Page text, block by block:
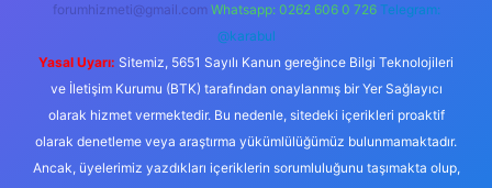
forumhizmeti@gmail.com Whatsapp: 0262 606 0 726 Telegram:
@karabul
Yasal Uyarı: Sitemiz, 5651 Sayılı Kanun gereğince Bilgi Teknolojileri
ve İletişim Kurumu (BTK) tarafından onaylanmış bir Yer Sağlayıcı
olarak hizmet vermektedir. Bu nedenle, sitedeki içerikleri proaktif
olarak denetleme veya araştırma yükümlülüğümüz bulunmamaktadır.
Ancak, üyelerimiz yazdıkları içeriklerin sorumluluğunu taşımakta olup,